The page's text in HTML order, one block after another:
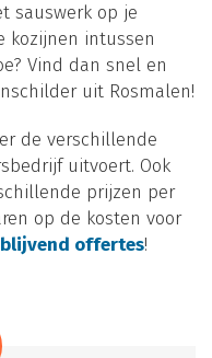
sauswerk op je
kozijnen intussen
Vind dan snel en
uit Rosmalen!
de verschillende
uitvoert. Ook
prijzen per
op de kosten voor
offertes!